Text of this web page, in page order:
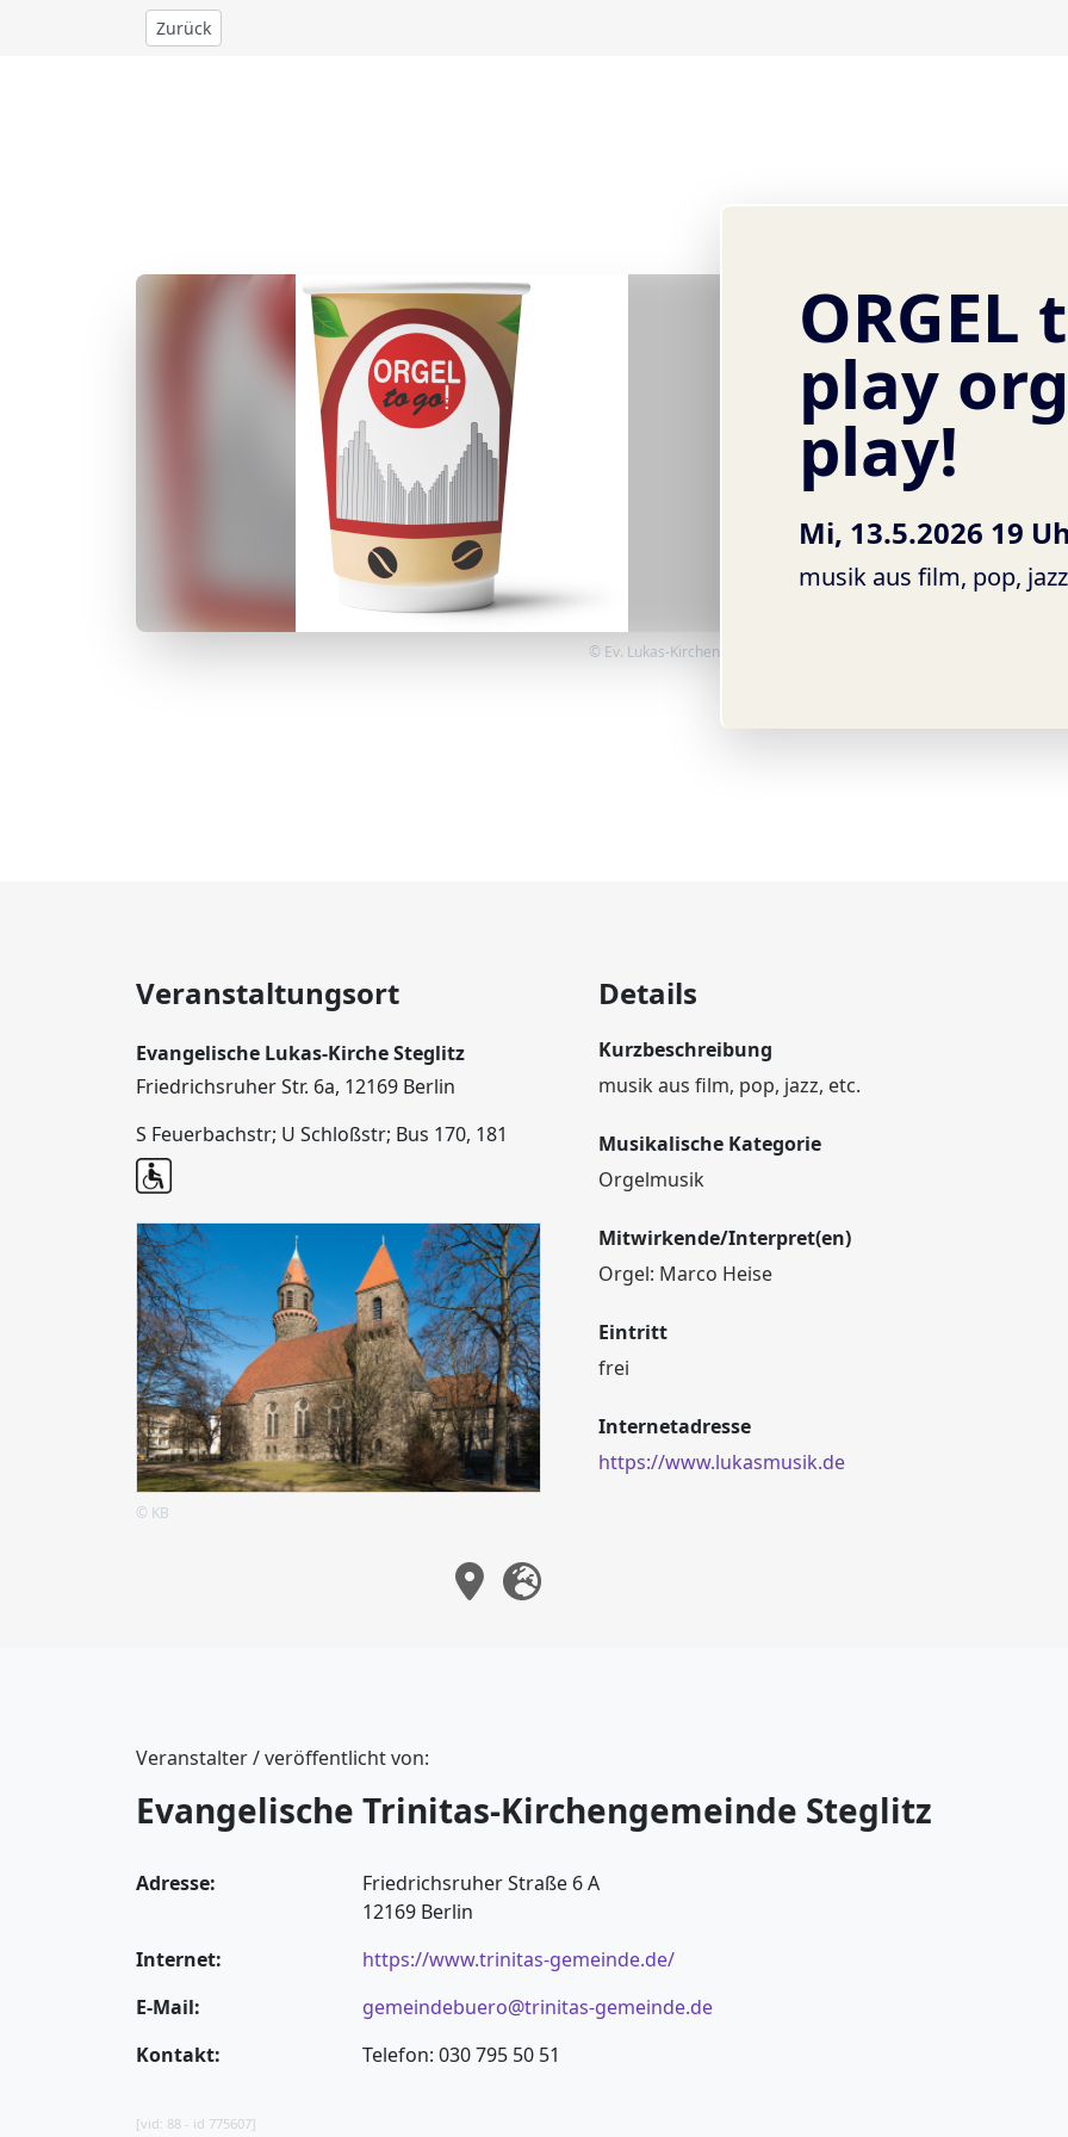
Zurück
© Ev. Lukas-Kirchengemeinde
ORGEL
play
play!
Mi, 13.5.2026 19
musik aus film, pop,
Veranstaltungsort
Evangelische Lukas-Kirche Steglitz
Friedrichsruher Str. 6a, 12169 Berlin
S Feuerbachstr; U Schloßstr; Bus 170, 181
© KB
Details
Kurzbeschreibung
musik aus film, pop, jazz, etc.
Musikalische Kategorie
Orgelmusik
Mitwirkende/Interpret(en)
Orgel: Marco Heise
Eintritt
frei
Internetadresse
https://www.lukasmusik.de
Veranstalter / veröffentlicht von:
Evangelische Trinitas-Kirchengemeinde Steglitz
Adresse:
Friedrichsruher Straße 6 A
12169 Berlin
Internet:
https://www.trinitas-gemeinde.de/
E-Mail:
gemeindebuero@trinitas-gemeinde.de
Kontakt:
Telefon: 030 795 50 51
[vid: 88 - id 775607]